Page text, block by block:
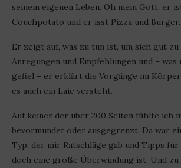
seinem eigenen Leben. Oh mein Gott, er
Couchpotato und er isst Pizza und Burger.
Er zeigt auf, was zu tun ist, um sich gut
Anregungen und Empfehlungen und – was
gefiel – er erklärt die Vorgänge im Körper
es auch ein Laie versteht.
Auf keiner der über 200 Seiten fühlte ich
bevormundet oder ausgegrenzt. Da war
Typ, der mir Ratschläge gab und Tipps für
doch eine große Überwindung ist. Und